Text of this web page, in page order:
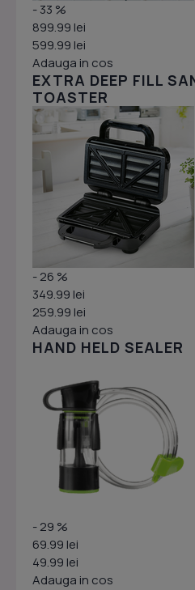
- 33 %
899.99 lei
599.99 lei
Adauga in cos
EXTRA DEEP FILL
TOASTER
- 26 %
349.99 lei
259.99 lei
Adauga in cos
HAND HELD SEALER
- 29 %
69.99 lei
49.99 lei
Adauga in cos